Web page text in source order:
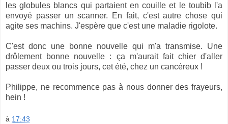
les globules blancs qui partaient en couille et le toubib l'a
envoyé passer un scanner. En fait, c'est autre chose qui
agite ses machins. J'espère que c'est une maladie rigolote.
C'est donc une bonne nouvelle qui m'a transmise. Une
drôlement bonne nouvelle : ça m'aurait fait chier d'aller
passer deux ou trois jours, cet été, chez un cancéreux !
Philippe, ne recommence pas à nous donner des frayeurs,
hein !
à 17:43